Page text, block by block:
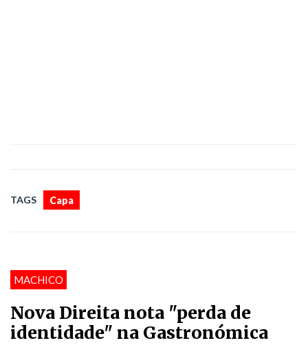
TAGS Capa
MACHICO
Nova Direita nota "perda de
identidade" na Gastronómica